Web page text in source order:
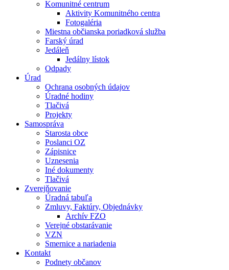
Komunitné centrum
Aktivity Komunitného centra
Fotogaléria
Miestna občianska poriadková služba
Farský úrad
Jedáleň
Jedálny lístok
Odpady
Úrad
Ochrana osobných údajov
Úradné hodiny
Tlačivá
Projekty
Samospráva
Starosta obce
Poslanci OZ
Zápisnice
Uznesenia
Iné dokumenty
Tlačivá
Zverejňovanie
Úradná tabuľa
Zmluvy, Faktúry, Objednávky
Archív FZO
Verejné obstarávanie
VZN
Smernice a nariadenia
Kontakt
Podnety občanov